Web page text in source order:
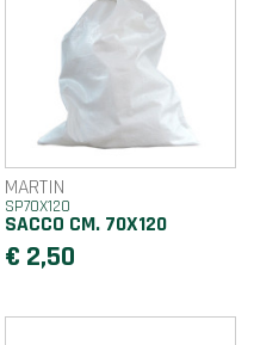
MARTIN
SP70X120
SACCO CM. 70X120
€ 2,50